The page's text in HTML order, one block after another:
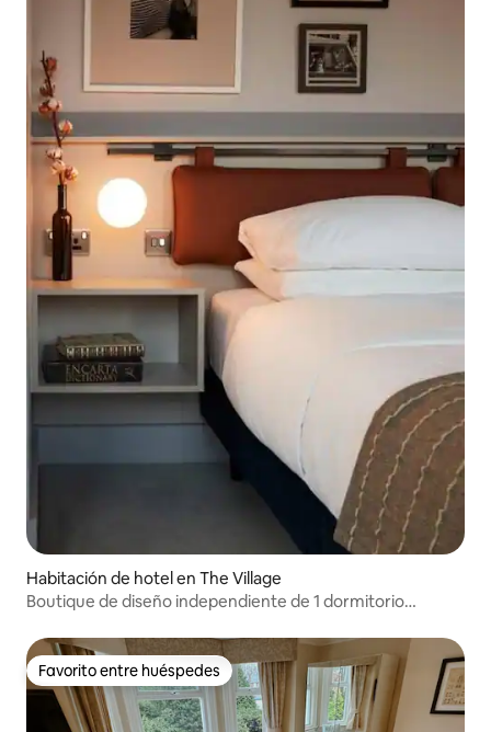
Habitación de hotel en The Village
Boutique de diseño independiente de 1 dormitorio
Favorito entre huéspedes
Favorito entre huéspedes